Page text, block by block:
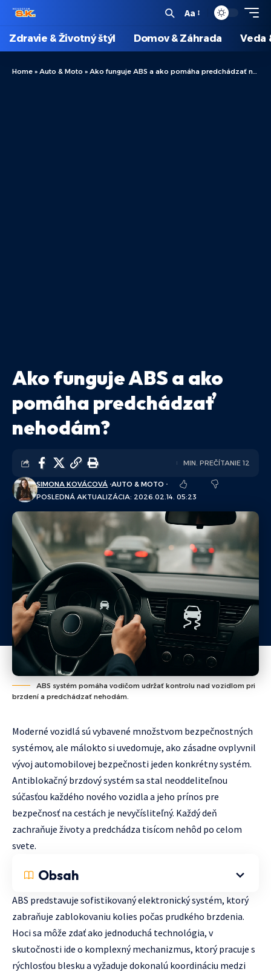
Aa
Zdravie & Životný štýl Domov & Záhrada Veda
Home » Auto & Moto » Ako funguje ABS a ako pomáha predchádzať nehodám?
Ako funguje ABS a ako
pomáha predchádzať
nehodám?
POSLEDNÁ AKTUALIZÁCIA: 2026.02.14. 05:23
SIMONA KOVÁCOVÁ AUTO & MOTO
MIN. PREČÍTANIE 12
ABS systém pomáha vodičom udržať kontrolu nad vozidlom pri
brzdení a predchádzať nehodám.
Moderné vozidlá sú vybavené množstvom bezpečnostných
systémov, ale málokto si uvedomuje, ako zásadne ovplyvnil
vývoj automobilovej bezpečnosti jeden konkrétny systém.
Antiblokačný brzdový systém sa stal neoddeliteľnou
súčasťou každého nového vozidla a jeho prínos pre
bezpečnosť na cestách je nevyčísliteľný. Každý deň
zachraňuje životy a predchádza tisícom nehôd po celom
svete.
Obsah
ABS predstavuje sofistikovaný elektronický systém, ktorý
zabraňuje zablokovaniu kolies počas prudkého brzdenia.
Hoci sa môže zdať ako jednoduchá technológia, v
skutočnosti ide o komplexný mechanizmus, ktorý pracuje s
rýchlosťou blesku a vyžaduje dokonalú koordináciu medzi